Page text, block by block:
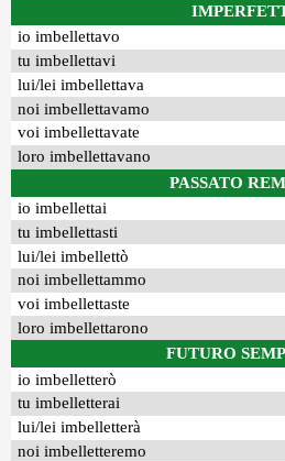
io imbellettavo
tu imbellettavi
lui/lei imbellettava
noi imbellettavamo
voi imbellettavate
loro imbellettavano
PASSATO
io imbellettai
tu imbellettasti
lui/lei imbellettò
noi imbellettammo
voi imbellettaste
loro imbellettarono
FUTURO
io imbelletterò
tu imbelletterai
lui/lei imbelletterà
noi imbelletteremo